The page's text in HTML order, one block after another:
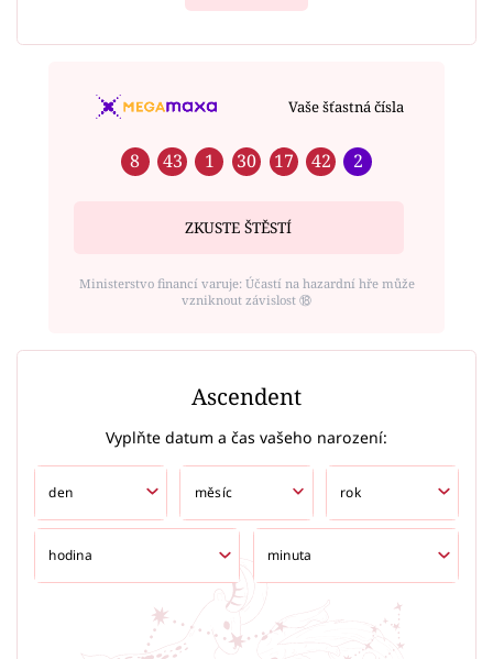
Vaše šťastná čísla
8 43 1 30 17 42 2
ZKUSTE ŠTĚSTÍ
Ministerstvo financí varuje: Účastí na hazardní hře může
vzniknout závislost ⑱
Ascendent
Vyplňte datum a čas vašeho narození: